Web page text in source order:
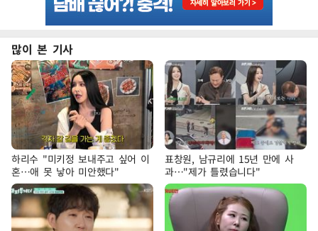
많이 본 기사
하리수 "미키정 보내주고 싶어 이
혼…애 못 낳아 미안했다"
표창원, 남규리에 15년 만에 사
과…"제가 틀렸습니다"